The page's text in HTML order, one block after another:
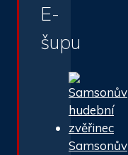
E-
šupu
Samsonův